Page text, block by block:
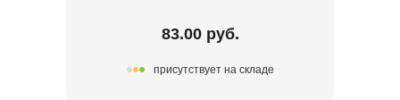
83.00 руб.
присутствует на складе